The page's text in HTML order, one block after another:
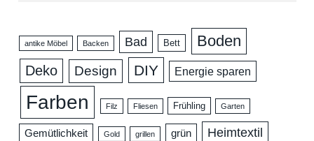
antike Möbel Backen Bad Bett Boden
Deko Design DIY Energie sparen
Farben Filz Fliesen Frühling Garten
Gemütlichkeit Gold grillen grün Heimtextil